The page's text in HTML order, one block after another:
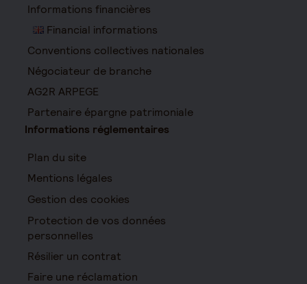
Informations financières
Financial informations
Conventions collectives nationales
Négociateur de branche
AG2R ARPEGE
Partenaire épargne patrimoniale
Informations réglementaires
Plan du site
Mentions légales
Gestion des cookies
Protection de vos données
personnelles
Résilier un contrat
Faire une réclamation